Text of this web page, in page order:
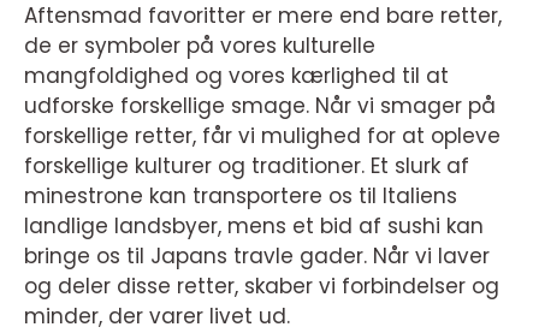
Aftensmad favoritter er mere end bare retter,
de er symboler på vores kulturelle
mangfoldighed og vores kærlighed til at
udforske forskellige smage. Når vi smager på
forskellige retter, får vi mulighed for at opleve
forskellige kulturer og traditioner. Et slurk af
minestrone kan transportere os til Italiens
landlige landsbyer, mens et bid af sushi kan
bringe os til Japans travle gader. Når vi laver
og deler disse retter, skaber vi forbindelser og
minder, der varer livet ud.